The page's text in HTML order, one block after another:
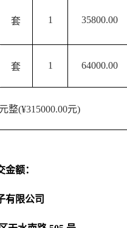
套 1 35800.00
套 1 64000.00
整(¥315000.00元)
金额：
有限公司